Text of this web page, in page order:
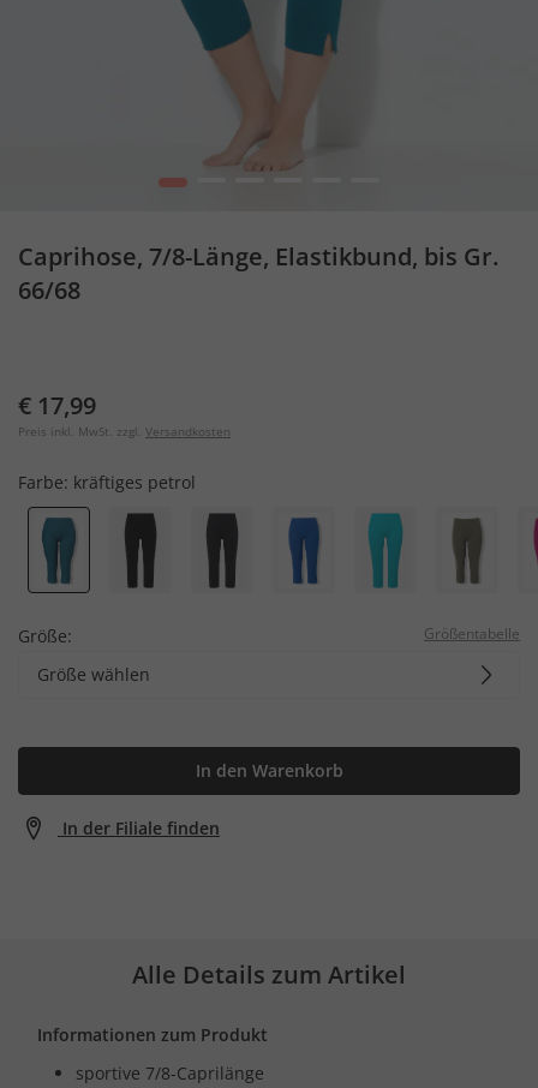
1
Caprihose, 7/8-Länge, Elastikbund, bis Gr.
66/68
€ 17,99
Preis inkl. MwSt. zzgl. Versandkosten
Farbe: kräftiges petrol
Größe: Größentabelle
Größe wählen
In den Warenkorb
In der Filiale finden
Alle Details zum Artikel
Informationen zum Produkt
sportive 7/8-Caprilänge